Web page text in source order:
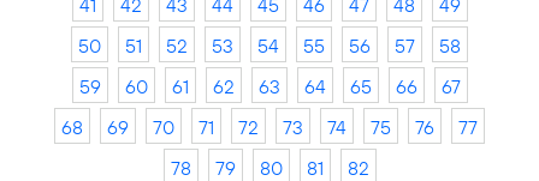
41
42 43 44 45 46 47 48
49
50
51 52 53 54 55 56 57
58
59
60 61 62 63 64 65 66
67
68
69 70 71 72 73 74 75 76
77
78
79 80 81 82